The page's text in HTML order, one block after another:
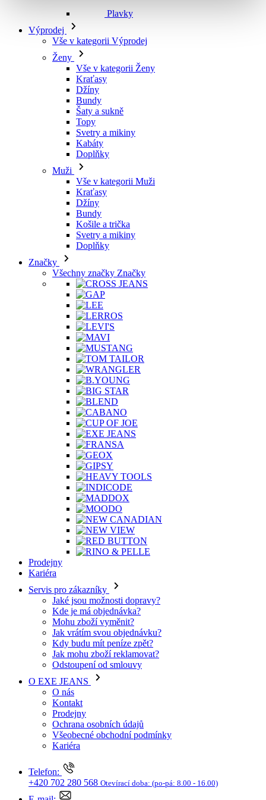
Plavky
Výprodej
Vše v kategorii Výprodej
Ženy
Vše v kategorii Ženy
Kraťasy
Džíny
Bundy
Šaty a sukně
Topy
Svetry a mikiny
Kabáty
Doplňky
Muži
Vše v kategorii Muži
Kraťasy
Džíny
Bundy
Košile a trička
Svetry a mikiny
Doplňky
Značky
Všechny značky Značky
Prodejny
Kariéra
Servis pro zákazníky
Jaké jsou možnosti dopravy?
Kde je má objednávka?
Mohu zboží vyměnit?
Jak vrátím svou objednávku?
Kdy budu mít peníze zpět?
Jak mohu zboží reklamovat?
Odstoupení od smlouvy
O EXE JEANS
O nás
Kontakt
Prodejny
Ochrana osobních údajů
Všeobecné obchodní podmínky
Kariéra
Telefon:
+420 702 280 568 Otevírací doba: (po-pá: 8.00 - 16.00)